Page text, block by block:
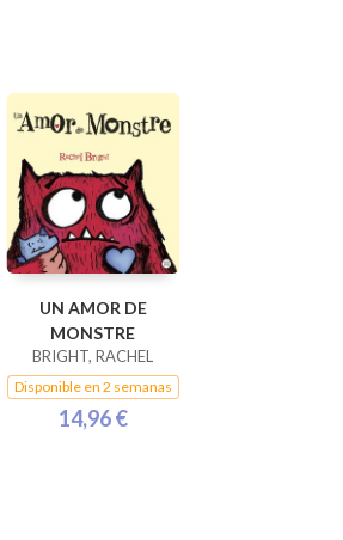
UN AMOR DE
MONSTRE
BRIGHT, RACHEL
Disponible en 2 semanas
14,96 €